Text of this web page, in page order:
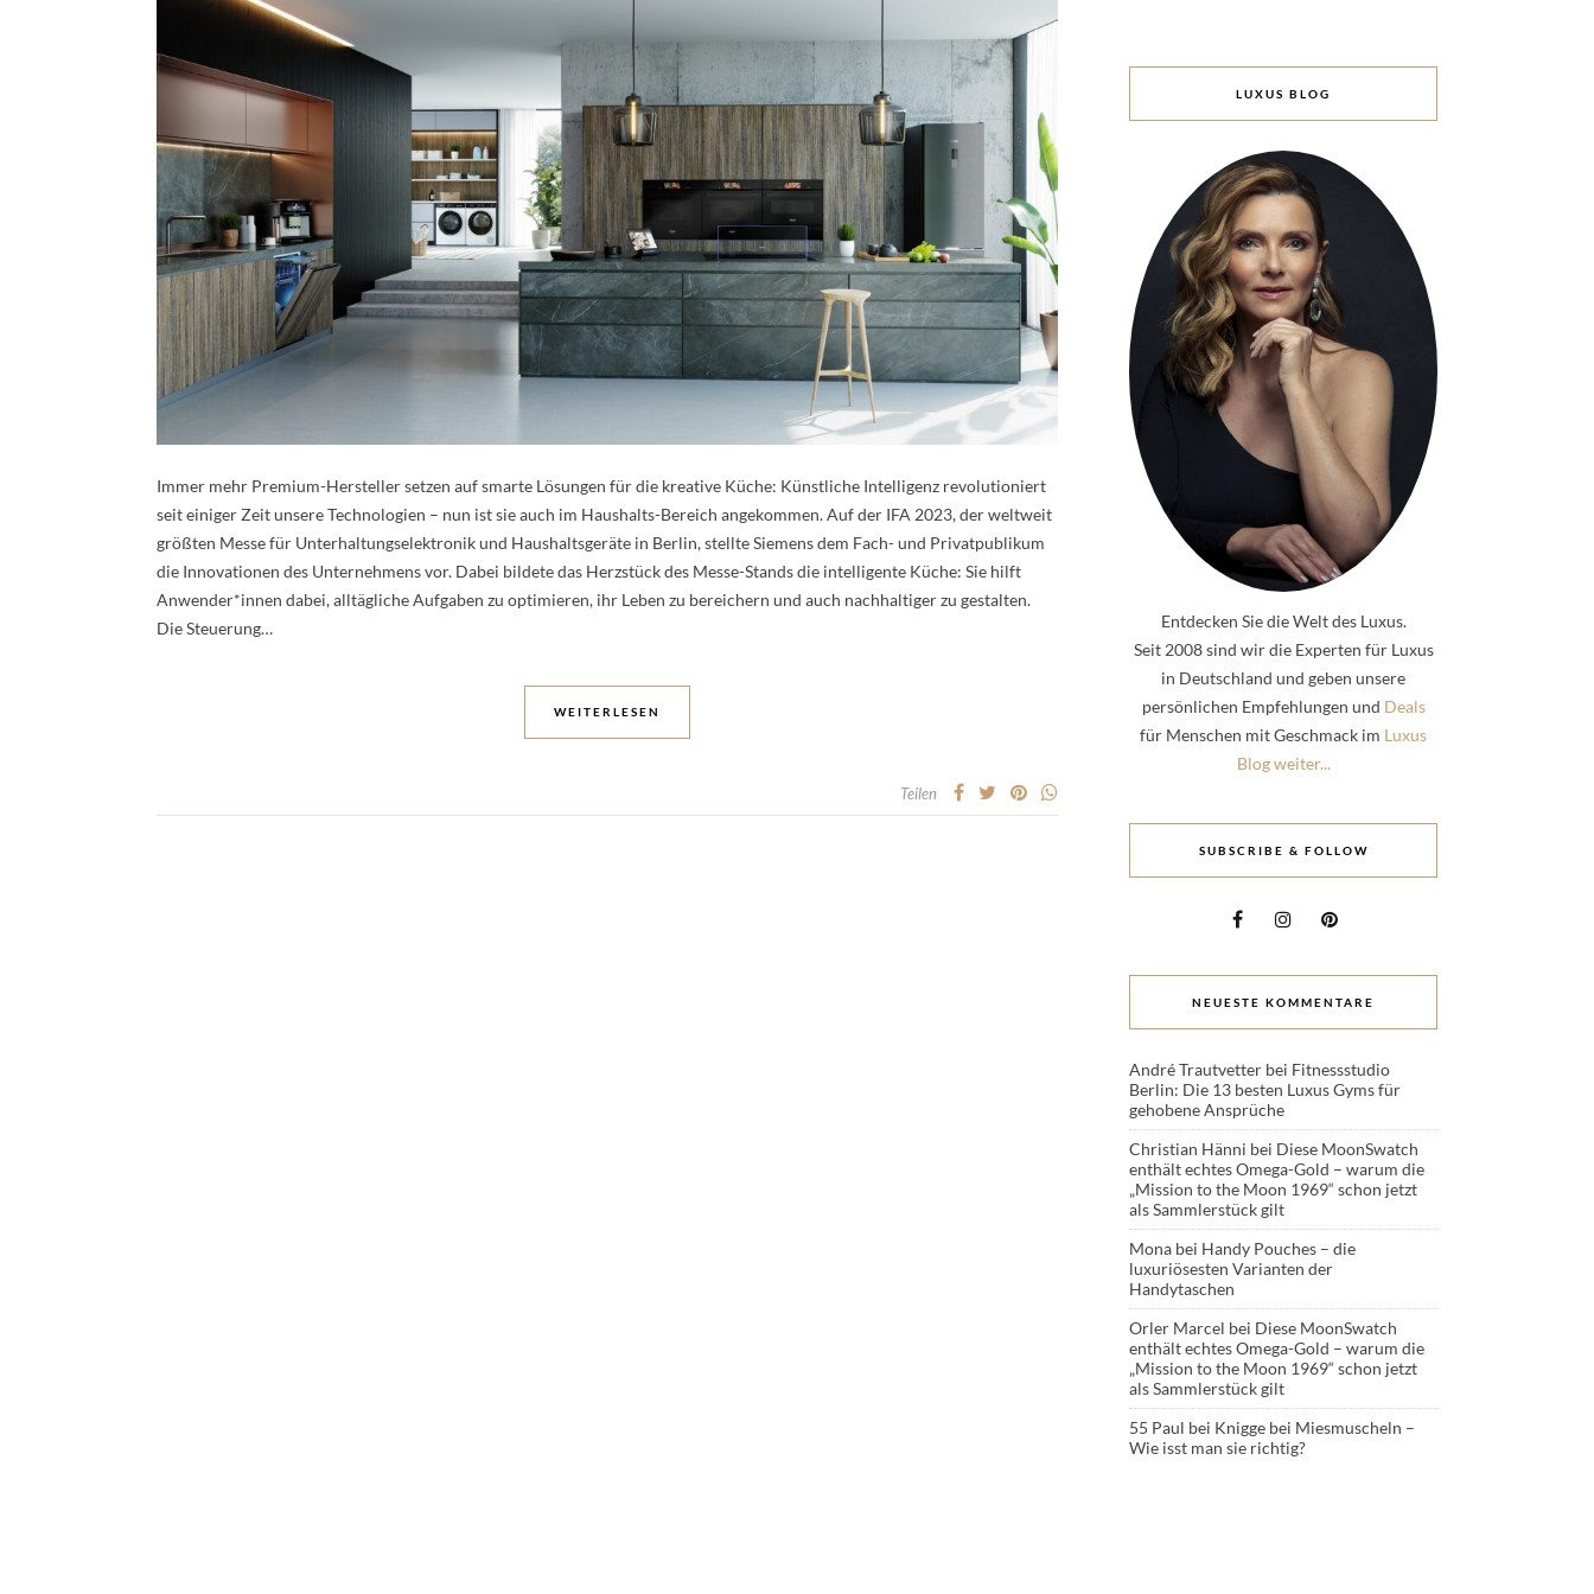
Immer mehr Premium-Hersteller setzen auf smarte Lösungen für die kreative Küche: Künstliche Intelligenz revolutioniert
seit einiger Zeit unsere Technologien – nun ist sie auch im Haushalts-Bereich angekommen. Auf der IFA 2023, der weltweit
größten Messe für Unterhaltungselektronik und Haushaltsgeräte in Berlin, stellte Siemens dem Fach- und Privatpublikum
die Innovationen des Unternehmens vor. Dabei bildete das Herzstück des Messe-Stands die intelligente Küche: Sie hilft
Anwender*innen dabei, alltägliche Aufgaben zu optimieren, ihr Leben zu bereichern und auch nachhaltiger zu gestalten.
Die Steuerung…
WEITERLESEN
Teilen
LUXUS BLOG
Entdecken Sie die Welt des Luxus.
Seit 2008 sind wir die Experten für Luxus
in Deutschland und geben unsere
persönlichen Empfehlungen und Deals
für Menschen mit Geschmack im Luxus
Blog weiter...
SUBSCRIBE & FOLLOW
NEUESTE KOMMENTARE
André Trautvetter bei Fitnessstudio
Berlin: Die 13 besten Luxus Gyms für
gehobene Ansprüche
Christian Hänni bei Diese MoonSwatch
enthält echtes Omega-Gold – warum die
„Mission to the Moon 1969“ schon jetzt
als Sammlerstück gilt
Mona bei Handy Pouches – die
luxuriösesten Varianten der
Handytaschen
Orler Marcel bei Diese MoonSwatch
enthält echtes Omega-Gold – warum die
„Mission to the Moon 1969“ schon jetzt
als Sammlerstück gilt
55 Paul bei Knigge bei Miesmuscheln –
Wie isst man sie richtig?